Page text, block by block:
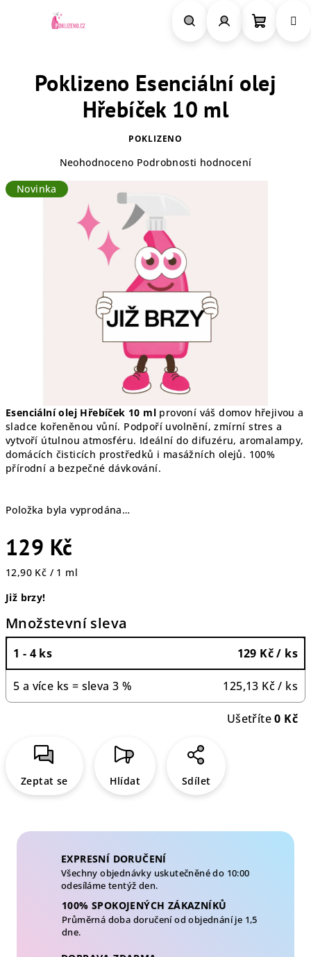
košík
Esenciální olej Hřebíček 10 ml provoní váš domov hřejivou a
sladce kořeněnou vůní. Podpoří uvolnění, zmírní stres a
vytvoří útulnou atmosféru. Ideální do difuzéru, aromalampy,
domácích čisticích prostředků i masážních olejů. 100%
přírodní a bezpečné dávkování.
Položka byla vyprodána…
129 Kč
Měrná
12,90 Kč / 1 ml
Již brzy!
Množstevní sleva
1 - 4 ks 129 Kč/ ks
5 a více ks = sleva 3 % 125,13 Kč/ ks
Ušetříte0 Kč
Zeptat se Hlídat Sdílet
Poklizeno Esenciální olej
Hřebíček 10 ml
POKLIZENO
produktu
Neohodnoceno Podrobnosti hodnocení
Novinka
EXPRESNÍ DORUČENÍ
Všechny objednávky uskutečněné do 10:00
odesíláme tentýž den.
100% SPOKOJENÝCH ZÁKAZNÍKŮ
Průměrná doba doručení od objednání je 1,5
dne.